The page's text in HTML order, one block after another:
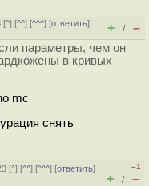
[^] [^^] [^^^] [ответить]
+ / –
параметры, чем он
в кривых
mc
снять
[^] [^^] [^^^] [ответить]
–1
+ / –